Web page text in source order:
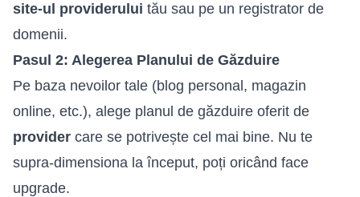
site-ul providerului tău sau pe un registrator de
domenii.
Pasul 2: Alegerea Planului de Găzduire
Pe baza nevoilor tale (blog personal, magazin
online, etc.), alege planul de găzduire oferit de
provider care se potrivește cel mai bine. Nu te
supra-dimensiona la început, poți oricând face
upgrade.